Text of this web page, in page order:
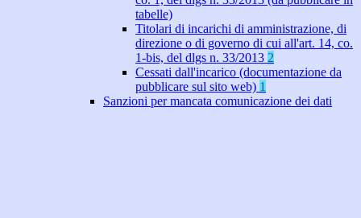
tabelle)
Titolari di incarichi di amministrazione, di
direzione o di governo di cui all'art. 14, co.
1-bis, del dlgs n. 33/2013 2
Cessati dall'incarico (documentazione da
pubblicare sul sito web) 1
Sanzioni per mancata comunicazione dei dati